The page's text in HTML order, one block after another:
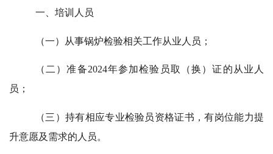
一、培训人员
（一）从事锅炉检验相关工作从业人员；
（二）准备2024年参加检验员取（换）证的从业人
员；
（三）持有相应专业检验员资格证书，有岗位能力提
升意愿及需求的人员。